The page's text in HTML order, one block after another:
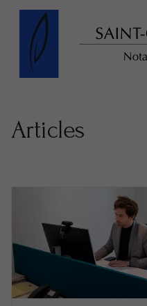
Articles